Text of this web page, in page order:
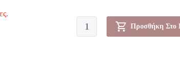
.
Κάλτσες-00012972
ποσότητα
Προσθήκη Στο